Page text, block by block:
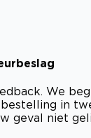
We
in
geval niet